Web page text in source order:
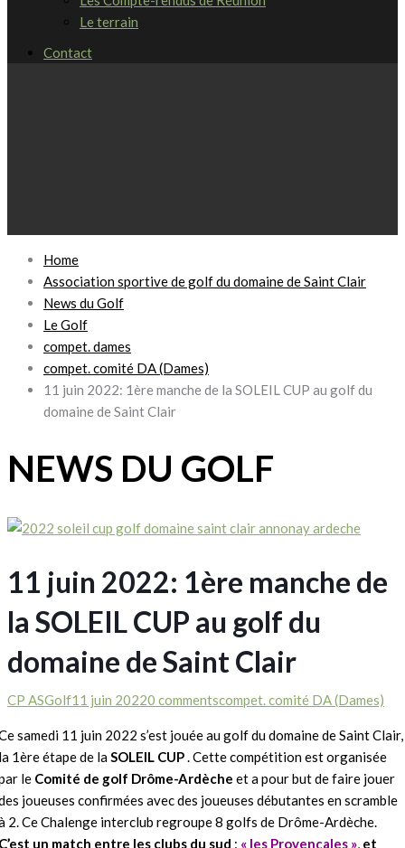
Le terrain
Contact
Home
Association sportive de golf du domaine de Saint Clair
News du Golf
Le Golf
compet. dames
compet. comité DA (Dames)
11 juin 2022: 1ère manche de la SOLEIL CUP au golf du
domaine de Saint Clair
NEWS DU GOLF
11 juin 2022: 1ère manche de
la SOLEIL CUP au golf du
domaine de Saint Clair
CP ASGolf11 juin 20220 commentscompet. comité DA (Dames)
samedi 11 juin 2022 s’est jouée au golf du domaine de Saint Clair,
1ère étape de laSOLEIL CUP. Cette compétition est organisée
le Comité de golf Drôme-Ardèche et a pour but de faire jouer
joueuses confirmées avec des joueuses débutantes en scramble
2. Ce Chalenge interclub regroupe 8 golfs de Drôme-Ardèche.
un match entre les clubs du sud : « les Provençales », et